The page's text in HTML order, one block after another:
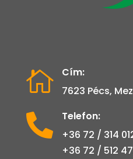

Cím:
7623 Pécs,

Telefon:
+36 72 / 314
+36 72 / 512